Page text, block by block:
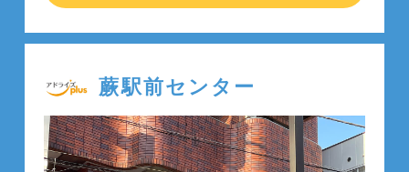
蕨駅前センター